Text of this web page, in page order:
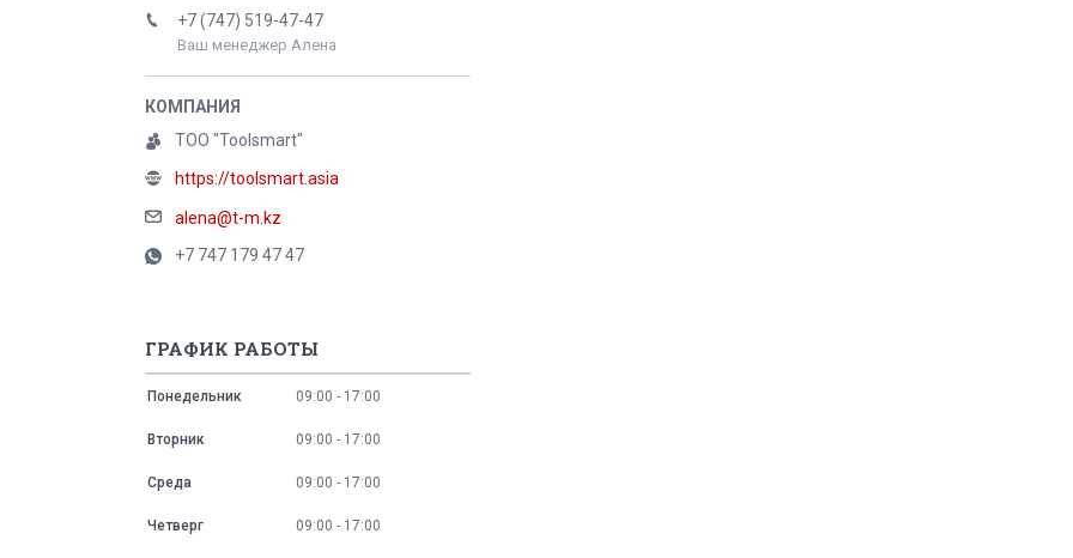
+7 (747) 519-47-47
Ваш менеджер Алена
ТОО "Toolsmart"
https://toolsmart.asia
alena@t-m.kz
+7 747 179 47 47
ГРАФИК РАБОТЫ
Понедельник 09:00 17:00
Вторник 09:00 17:00
Среда 09:00 17:00
Четверг 09:00 17:00